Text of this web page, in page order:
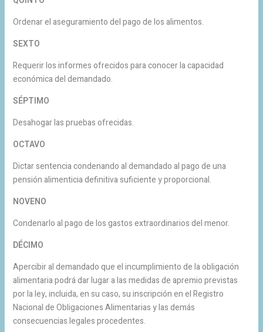
Ordenar el aseguramiento del pago de los alimentos.
SEXTO
Requerir los informes ofrecidos para conocer la capacidad
económica del demandado.
SÉPTIMO
Desahogar las pruebas ofrecidas.
OCTAVO
Dictar sentencia condenando al demandado al pago de una
pensión alimenticia definitiva suficiente y proporcional.
NOVENO
Condenarlo al pago de los gastos extraordinarios del menor.
DÉCIMO
Apercibir al demandado que el incumplimiento de la obligación
alimentaria podrá dar lugar a las medidas de apremio previstas
por la ley, incluida, en su caso, su inscripción en el Registro
Nacional de Obligaciones Alimentarias y las demás
consecuencias legales procedentes.